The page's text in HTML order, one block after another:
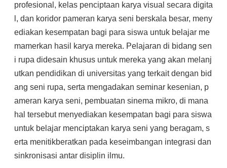
profesional, kelas penciptaan karya visual secara digita
l, dan koridor pameran karya seni berskala besar, meny
ediakan kesempatan bagi para siswa untuk belajar me
mamerkan hasil karya mereka. Pelajaran di bidang sen
i rupa didesain khusus untuk mereka yang akan melanj
utkan pendidikan di universitas yang terkait dengan bid
ang seni rupa, serta mengadakan seminar kesenian, p
ameran karya seni, pembuatan sinema mikro, di mana
hal tersebut menyediakan kesempatan bagi para siswa
untuk belajar menciptakan karya seni yang beragam, s
erta menitikberatkan pada keseimbangan integrasi dan
sinkronisasi antar disiplin ilmu.